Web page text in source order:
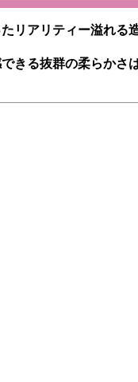
リアリティー溢れ
きる抜群の柔らか